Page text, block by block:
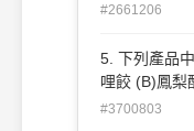
#2661206
5. 下列產品
哩餃 (B)鳳梨
#3700803